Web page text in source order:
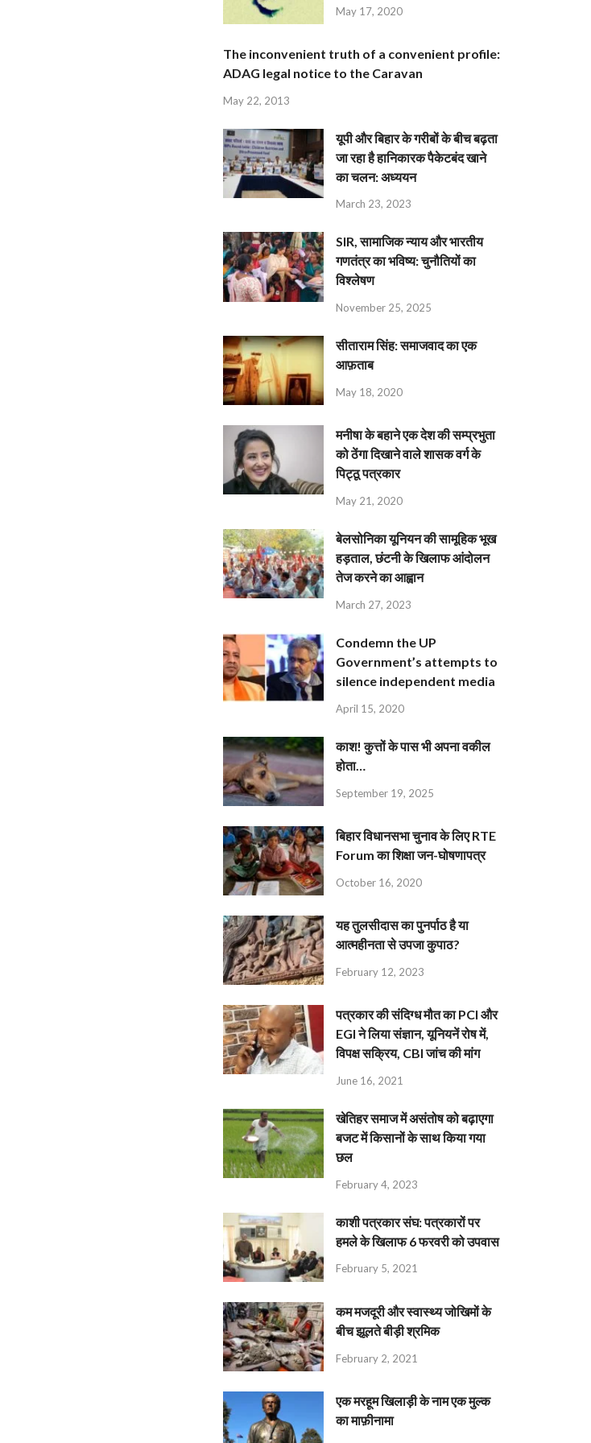
May 17, 2020
The inconvenient truth of a convenient profile:
ADAG legal notice to the Caravan
May 22, 2013
यूपी और बिहार के गरीबों के बीच बढ़ता
जा रहा है हानिकारक पैकेटबंद खाने
का चलन: अध्ययन
March 23, 2023
SIR, सामाजिक न्याय और भारतीय
गणतंत्र का भविष्य: चुनौतियों का
विश्लेषण
November 25, 2025
सीताराम सिंह: समाजवाद का एक
आफ़ताब
May 18, 2020
मनीषा के बहाने एक देश की सम्प्रभुता
को ठेंगा दिखाने वाले शासक वर्ग के
पिट्ठू पत्रकार
May 21, 2020
बेलसोनिका यूनियन की सामूहिक भूख
हड़ताल, छंटनी के खिलाफ आंदोलन
तेज करने का आह्वान
March 27, 2023
Condemn the UP
Government’s attempts to
silence independent media
April 15, 2020
काश! कुत्तों के पास भी अपना वकील
होता…
September 19, 2025
बिहार विधानसभा चुनाव के लिए RTE
Forum का शिक्षा जन-घोषणापत्र
October 16, 2020
यह तुलसीदास का पुनर्पाठ है या
आत्महीनता से उपजा कुपाठ?
February 12, 2023
पत्रकार की संदिग्ध मौत का PCI और
EGI ने लिया संज्ञान, यूनियनें रोष में,
विपक्ष सक्रिय, CBI जांच की मांग
June 16, 2021
खेतिहर समाज में असंतोष को बढ़ाएगा
बजट में किसानों के साथ किया गया
छल
February 4, 2023
काशी पत्रकार संघ: पत्रकारों पर
हमले के खिलाफ 6 फरवरी को उपवास
February 5, 2021
कम मजदूरी और स्वास्थ्य जोखिमों के
बीच झूलते बीड़ी श्रमिक
February 2, 2021
एक मरहूम खिलाड़ी के नाम एक मुल्क
का माफ़ीनामा